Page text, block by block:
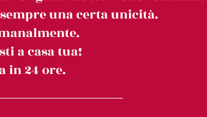
una certa unicità.
a casa tua!
in 24 ore.